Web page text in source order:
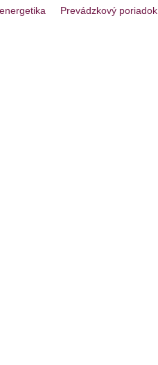
Prevádzkový poriadok